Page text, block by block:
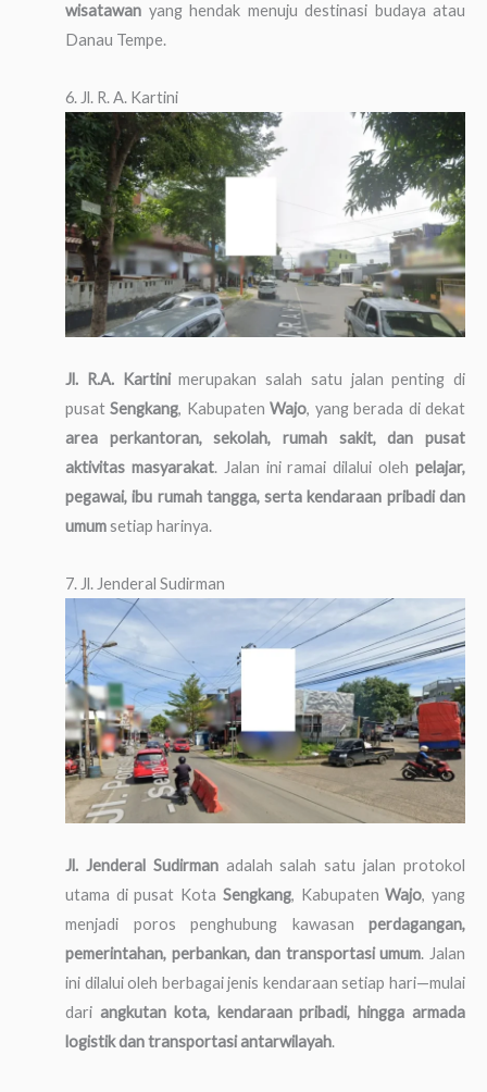
wisatawan yang hendak menuju destinasi budaya atau
Danau Tempe.
6. Jl. R. A. Kartini
Jl. R.A. Kartinimerupakan salah satu jalan penting di
pusatSengkang, KabupatenWajo, yang berada di dekat
area perkantoran, sekolah, rumah sakit, dan pusat
aktivitas masyarakat. Jalan ini ramai dilalui olehpelajar,
pegawai, ibu rumah tangga, serta kendaraan pribadi dan
umumsetiap harinya.
7. Jl. Jenderal Sudirman
Jl. Jenderal Sudirmanadalah salah satu jalan protokol
utama di pusat Kota Sengkang, KabupatenWajo, yang
menjadi poros penghubung kawasan perdagangan,
pemerintahan, perbankan, dan transportasi umum. Jalan
ini dilalui oleh berbagai jenis kendaraan setiap hari—mulai
dari angkutan kota, kendaraan pribadi, hingga armada
logistik dan transportasi antarwilayah.